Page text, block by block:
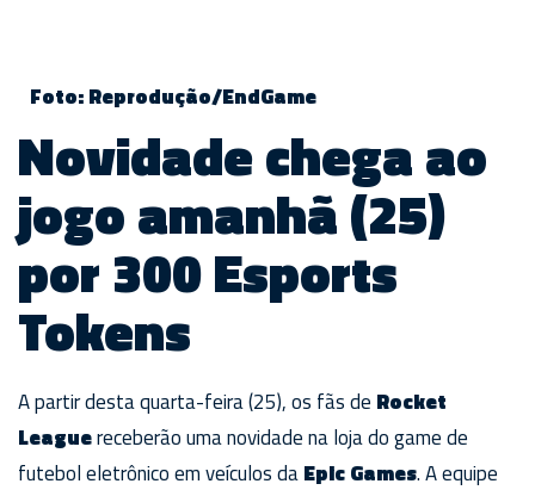
Foto: Reprodução/EndGame
Novidade chega ao
jogo amanhã (25)
por 300 Esports
Tokens
A partir desta quarta-feira (25), os fãs de Rocket
Leaguereceberão uma novidade na loja do game de
futebol eletrônico em veículos daEpic Games. A equipe